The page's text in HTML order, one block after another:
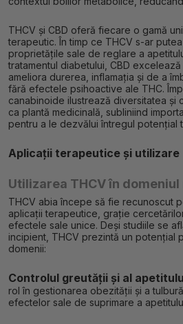
THCV și CBD oferă fiecare o gamă
terapeutic. În timp ce THCV s-ar
proprietățile sale de reglare a
tratamentul diabetului, CBD
ameliora durerea, inflamația și de a
fără efectele psihoactive ale THC.
canabinoide ilustrează diversitatea și
ca plantă medicinală, subliniind
pentru a le dezvălui întregul potențial
Aplicații terapeutice și utilizare
Utilizarea THCV în
THCV abia începe să fie recunoscut
aplicații terapeutice, grație
efectele sale unice. Deși studiile se
incipient, THCV prezintă un potențial
domenii:
Controlul greutății și al
rol în gestionarea obezității și a
efectelor sale de suprimare a